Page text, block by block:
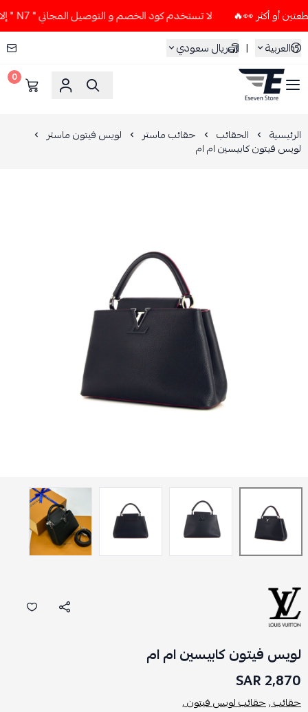
لا تستخدم كود الخصم و التوصيل المجاني " N7 " إلا إذا طلبت قطعتين أو أكثر 👀🔥
العربية
| ريال سعودي
ESEVEN STORE
0
الرئيسية الحقائب حقائب ماستر لويس فيتون ماستر
لويس فيتون كابيسين ام ام
لويس فيتون كابيسين ام ام
2,870 SAR
حقائب ,حقائب لويس فيتون ,